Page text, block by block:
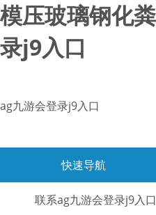
模压玻璃钢化
录j9入口
ag九游会登录j9入口
快速导航
联系ag九游会登录j9入口